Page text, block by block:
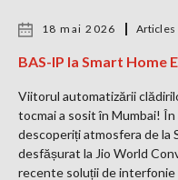
18 mai 2026 Articles
BAS-IP la Smart Home
Viitorul automatizării
tocmai a sosit în Mumbai!
descoperiți atmosfera de la
desfășurat la Jio World
recente soluții de interfonie